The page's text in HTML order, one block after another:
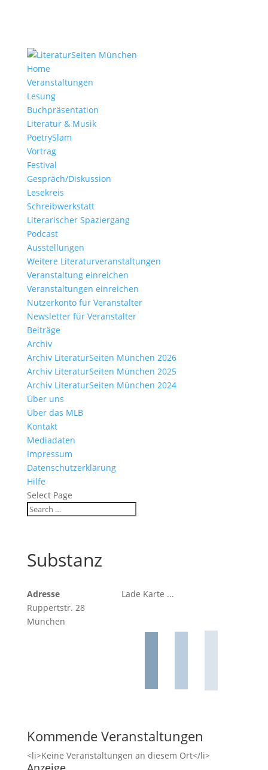
Home
Veranstaltungen
Lesung
Buchpräsentation
Literatur & Musik
PoetrySlam
Vortrag
Festival
Gespräch/Diskussion
Lesekreis
Schreibwerkstatt
Literarischer Spaziergang
Podcast
Ausstellungen
Weitere Literaturveranstaltungen
Veranstaltung einreichen
Veranstaltungen einreichen
Nutzerkonto für Veranstalter
Newsletter für Veranstalter
Beiträge
Archiv
Archiv LiteraturSeiten München 2026
Archiv LiteraturSeiten München 2025
Archiv LiteraturSeiten München 2024
Über uns
Über das MLB
Kontakt
Mediadaten
Impressum
Datenschutzerklärung
Hilfe
Select Page
Substanz
Lade Karte ...
Adresse
Ruppertstr. 28
München
Kommende Veranstaltungen
<li>Keine Veranstaltungen an diesem Ort</li>